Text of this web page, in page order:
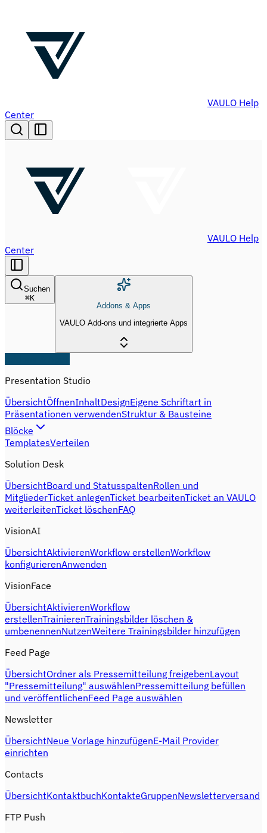
VAULO Help
Center
VAULO Help
Center
Suchen
⌘K
Addons & Apps
VAULO Add-ons und integrierte Apps
Presentation Studio
ÜbersichtÖffnenInhaltDesignEigene Schriftart in
Präsentationen verwendenStruktur & Bausteine
Blöcke
TemplatesVerteilen
Solution Desk
ÜbersichtBoard und StatusspaltenRollen und
MitgliederTicket anlegenTicket bearbeitenTicket an VAULO
weiterleitenTicket löschenFAQ
VisionAI
ÜbersichtAktivierenWorkflow erstellenWorkflow
konfigurierenAnwenden
VisionFace
ÜbersichtAktivierenWorkflow
erstellenTrainierenTrainingsbilder löschen &
umbenennenNutzenWeitere Trainingsbilder hinzufügen
Feed Page
ÜbersichtOrdner als Pressemitteilung freigebenLayout
"Pressemitteilung" auswählenPressemitteilung befüllen
und veröffentlichenFeed Page auswählen
Newsletter
ÜbersichtNeue Vorlage hinzufügenE-Mail Provider
einrichten
Contacts
ÜbersichtKontaktbuchKontakteGruppenNewsletterversand
FTP Push